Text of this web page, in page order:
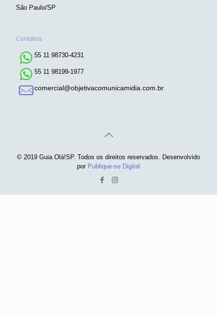
São Paulo/SP
Contatos
55 11 98730-4231
55 11 98199-1977
comercial@objetivacomunicamidia.com.br
© 2019 Guia Olá!SP. Todos os direitos reservados. Desenvolvido
por Publique-se Digital